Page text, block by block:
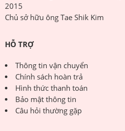
2015
Chủ sở hữu ông Tae Shik Kim
HỖ TRỢ
Thông tin vận chuyển
Chính sách hoàn trả
Hình thức thanh toán
Bảo mật thông tin
Câu hỏi thường gặp